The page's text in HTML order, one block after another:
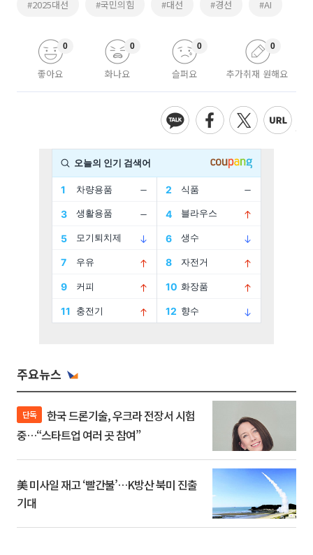
#2025대선 #국민의힘 #대선 #경선 #AI
좋아요
0
화나요
0
슬퍼요
0
추가취재 원해요
0
주요뉴스
단독
중…“스타트업 여러 곳 참여”
美 미사일 재고 ‘빨간불’…K방산 북미 진출
기대